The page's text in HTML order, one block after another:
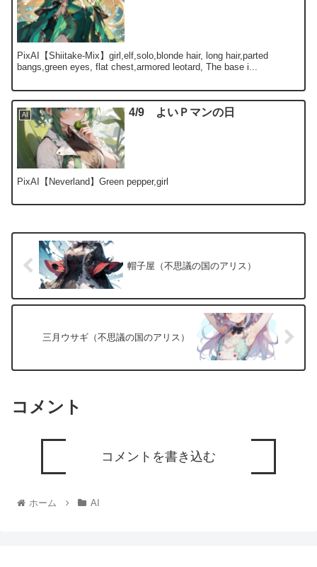
PixAI【Shiitake-Mix】girl,elf,solo,blonde hair, long hair,parted
bangs,green eyes, flat chest,armored leotard, The base i...
AI 4/9 よいＰマンの日
PixAI【Neverland】Green pepper,girl
帽子屋（不思議の国のアリス）
三月ウサギ（不思議の国のアリス）
コメント
コメントを書き込む
ホーム AI